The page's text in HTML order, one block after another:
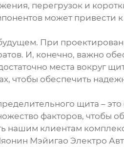
перегрузок и
может привести
При
И, конечно, важно
места вокруг
чтобы обеспечить
щита –
факторов, чтобы
нашим клиентам
Мэйигао Электро